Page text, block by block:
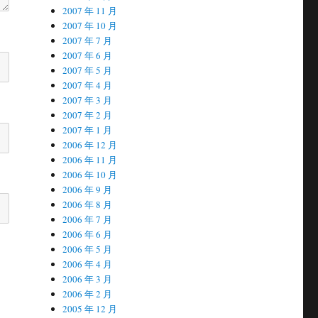
2007 年 11 月
2007 年 10 月
2007 年 7 月
2007 年 6 月
2007 年 5 月
2007 年 4 月
2007 年 3 月
2007 年 2 月
2007 年 1 月
2006 年 12 月
2006 年 11 月
2006 年 10 月
2006 年 9 月
2006 年 8 月
2006 年 7 月
2006 年 6 月
2006 年 5 月
2006 年 4 月
2006 年 3 月
2006 年 2 月
2005 年 12 月